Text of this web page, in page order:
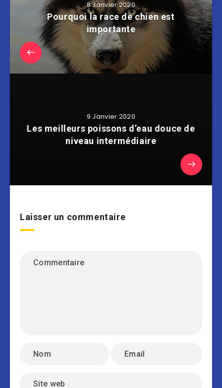
8 Janvier 2020
Pourquoi la race de chien est
importante
9 Janvier 2020
Les meilleurs poissons d’eau douce de
niveau intermédiaire
Laisser un commentaire